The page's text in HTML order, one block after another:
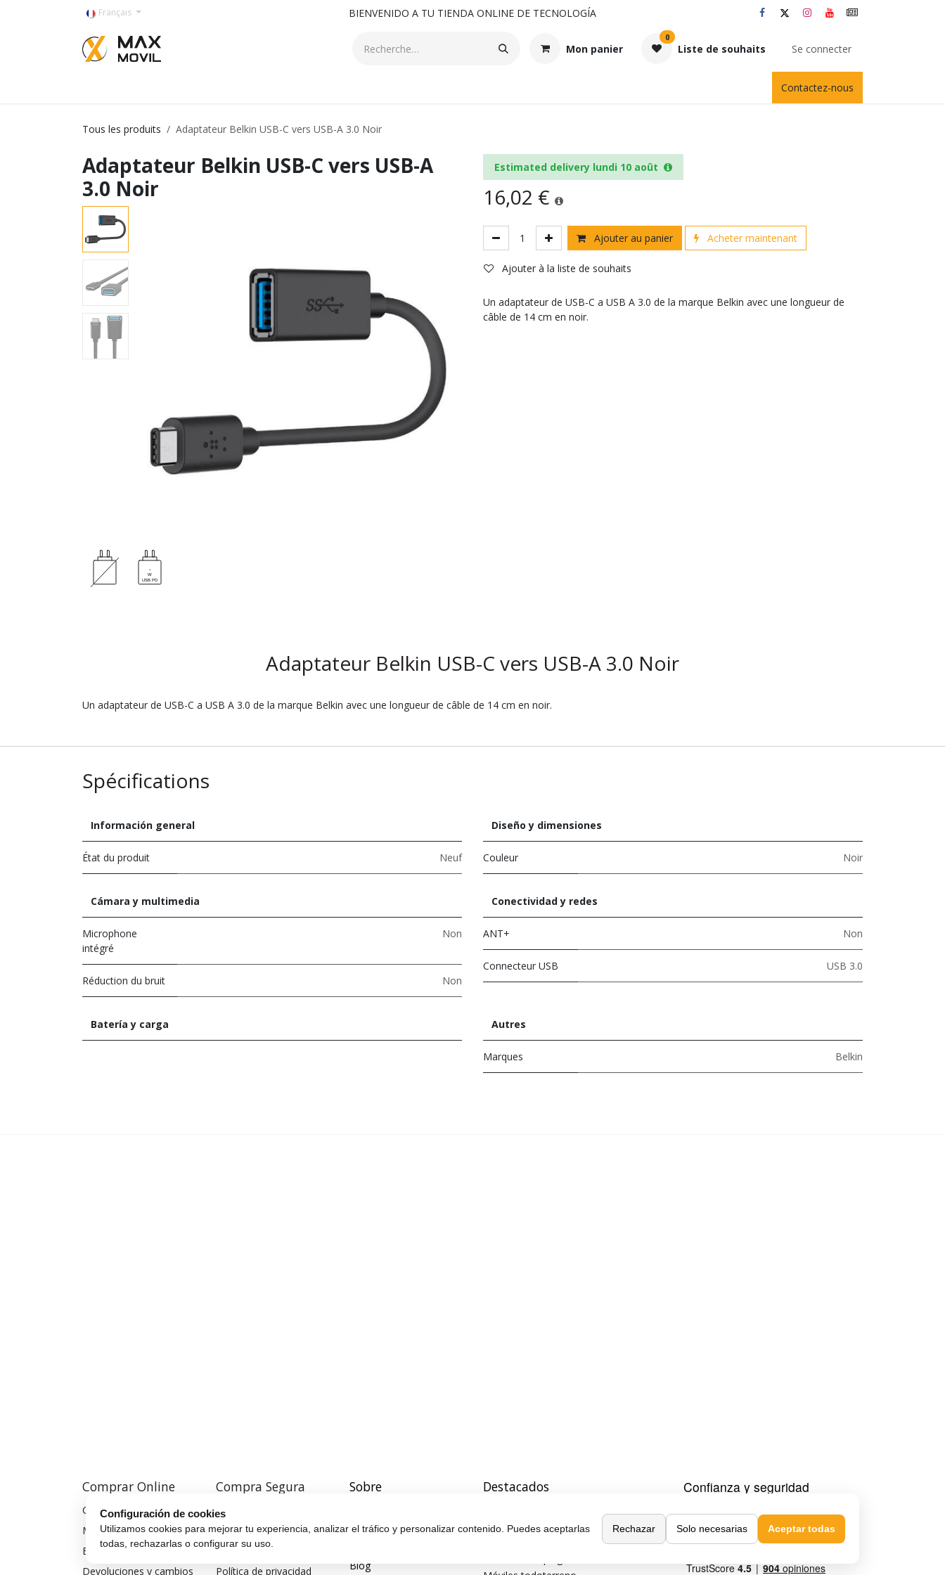
Se rendre au contenu Français BIENVENIDO A TU TIENDA ONLINE DE TECNOLOGÍA
Mon panier
0
Liste de souhaits Se connecter
Contactez-nous
Tous les produits Adaptateur Belkin USB-C vers USB-A 3.0 Noir
Adaptateur Belkin USB-C vers USB-A
3.0 Noir
Estimated delivery lundi 10 août
16,02 €
Ajouter au panier Acheter maintenant
Ajouter à la liste de souhaits
Un adaptateur de USB-C a USB A 3.0 de la marque Belkin avec une longueur de
câble de 14 cm en noir.
Adaptateur Belkin USB-C vers USB-A 3.0 Noir
Un adaptateur de USB-C a USB A 3.0 de la marque Belkin avec une longueur de câble de 14 cm en noir.
Spécifications
Información general
État du produit Neuf
Diseño y dimensiones
Couleur Noir
Cámara y multimedia
Microphone
intégré
Non
Réduction du bruit Non
Conectividad y redes
ANT+ Non
Connecteur USB USB 3.0
Batería y carga Autres
Marques Belkin
Comprar Online
Cómo comprar
Métodos de pago
Envío y entrega
Devoluciones y cambios
Compra Segura
Preguntas frecuentes
Seguros para móviles
Aviso legal
Política de privacidad
Sobre
Quiénes somos
Blog
Destacados
Móviles con buena cámara
Confianza y seguridad
Configuración de cookies
Utilizamos cookies para mejorar tu experiencia, analizar el tráfico y personalizar contenido. Puedes aceptarlas
todas, rechazarlas o configurar su uso.
Rechazar Solo necesarias Aceptar todas